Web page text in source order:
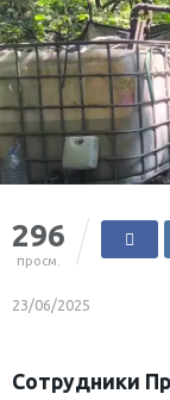
296
просм.
23/06/2025
Сотрудники